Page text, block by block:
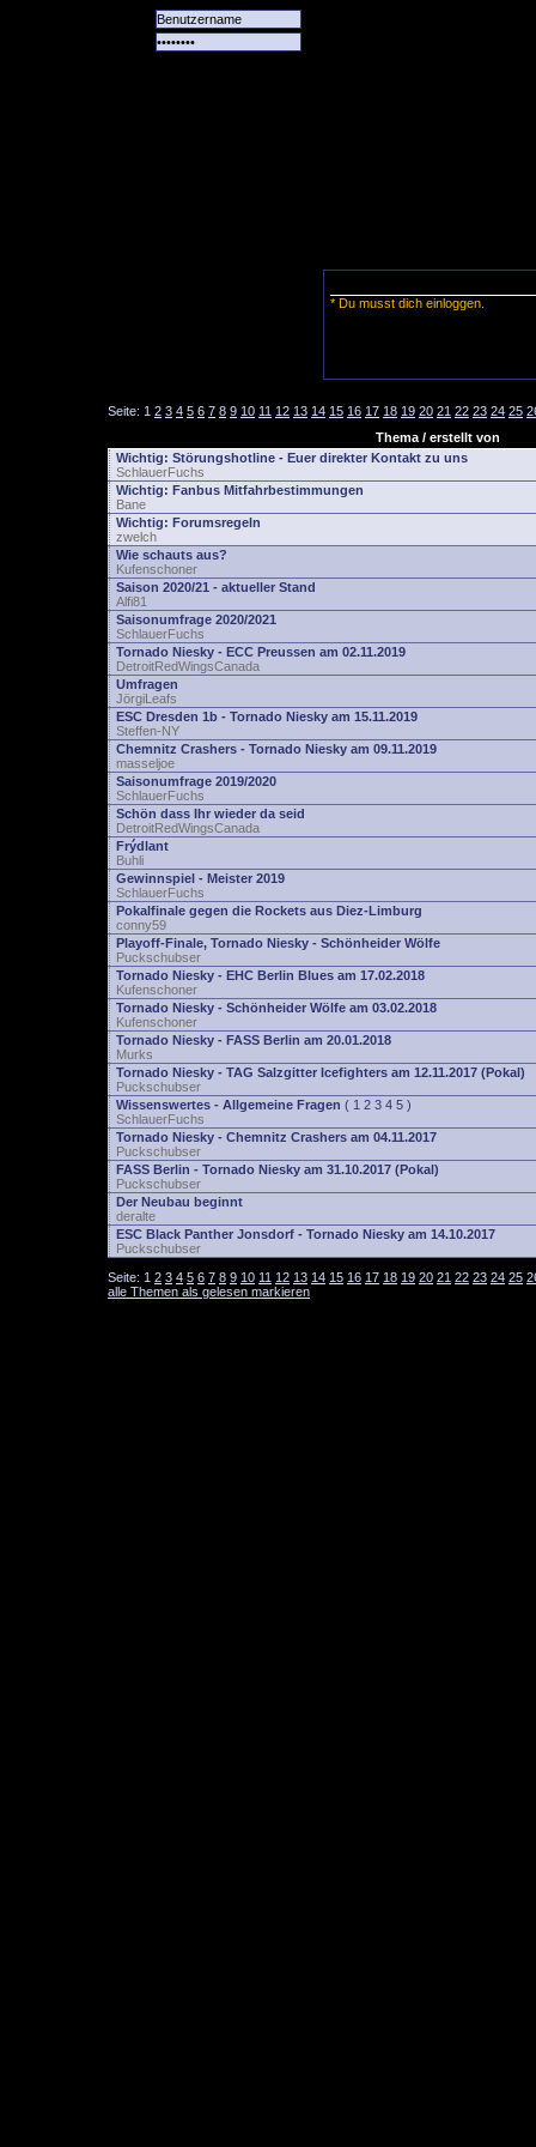
* Du musst dich einloggen.
Seite: 1 2 3 4 5 6 7 8 9 10 11 12 13 14 15 16 17 18 19 20 21 22 23 24 25
Thema / erstellt von
Wichtig: Störungshotline - Euer direkter Kontakt zu uns
SchlauerFuchs
Wichtig: Fanbus Mitfahrbestimmungen
Bane
Wichtig: Forumsregeln
zwelch
Wie schauts aus?
Kufenschoner
Saison 2020/21 - aktueller Stand
Alfi81
Saisonumfrage 2020/2021
SchlauerFuchs
Tornado Niesky - ECC Preussen am 02.11.2019
DetroitRedWingsCanada
Umfragen
JörgiLeafs
ESC Dresden 1b - Tornado Niesky am 15.11.2019
Steffen-NY
Chemnitz Crashers - Tornado Niesky am 09.11.2019
masseljoe
Saisonumfrage 2019/2020
SchlauerFuchs
Schön dass Ihr wieder da seid
DetroitRedWingsCanada
Frýdlant
Buhli
Gewinnspiel - Meister 2019
SchlauerFuchs
Pokalfinale gegen die Rockets aus Diez-Limburg
conny59
Playoff-Finale, Tornado Niesky - Schönheider Wölfe
Puckschubser
Tornado Niesky - EHC Berlin Blues am 17.02.2018
Kufenschoner
Tornado Niesky - Schönheider Wölfe am 03.02.2018
Kufenschoner
Tornado Niesky - FASS Berlin am 20.01.2018
Murks
Tornado Niesky - TAG Salzgitter Icefighters am 12.11.2017 (Pokal)
Puckschubser
Wissenswertes - Allgemeine Fragen ( 1 2 3 4 5 )
SchlauerFuchs
Tornado Niesky - Chemnitz Crashers am 04.11.2017
Puckschubser
FASS Berlin - Tornado Niesky am 31.10.2017 (Pokal)
Puckschubser
Der Neubau beginnt
deralte
ESC Black Panther Jonsdorf - Tornado Niesky am 14.10.2017
Puckschubser
Seite: 1 2 3 4 5 6 7 8 9 10 11 12 13 14 15 16 17 18 19 20 21 22 23 24 25
alle Themen als gelesen markieren